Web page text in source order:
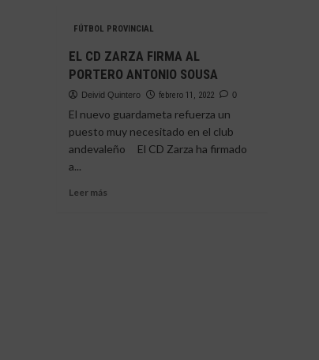
FÚTBOL PROVINCIAL
EL CD ZARZA FIRMA AL
PORTERO ANTONIO SOUSA
Deivid Quintero febrero 11, 2022 0
El nuevo guardameta refuerza un
puesto muy necesitado en el club
andevaleño El CD Zarza ha firmado
a...
Leer más